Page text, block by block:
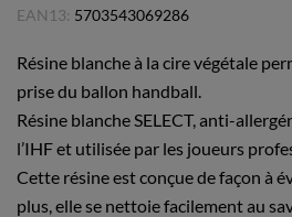
EAN13: 5703543069286
Résine blanche à la cire végétale
prise du ballon handball.
Résine blanche SELECT, anti-
l’IHF et utilisée par les joueurs
Cette résine est conçue de façon à
plus, elle se nettoie facilement au